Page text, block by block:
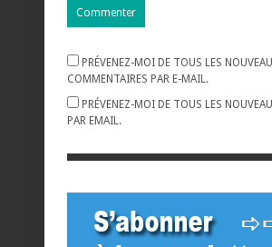
PRÉVENEZ-MOI DE TOUS LES
COMMENTAIRES PAR E-MAIL.
PRÉVENEZ-MOI DE TOUS LES
PAR EMAIL.